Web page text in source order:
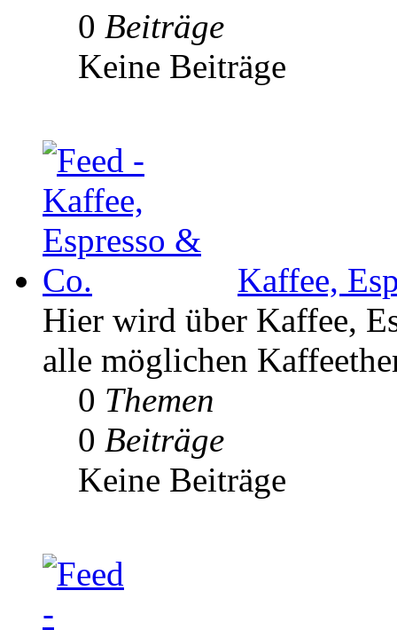
0 Beiträge
Keine Beiträge
Kaffee,
Hier wird über Kaffee,
alle möglichen
0 Themen
0 Beiträge
Keine Beiträge